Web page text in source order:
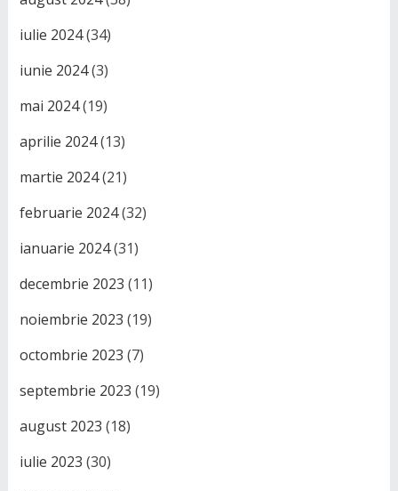
iulie 2024(34)
iunie 2024(3)
mai 2024(19)
aprilie 2024(13)
martie 2024(21)
februarie 2024(32)
ianuarie 2024(31)
decembrie 2023 (11)
noiembrie 2023 (19)
octombrie 2023 (7)
septembrie 2023 (19)
august 2023 (18)
iulie 2023 (30)